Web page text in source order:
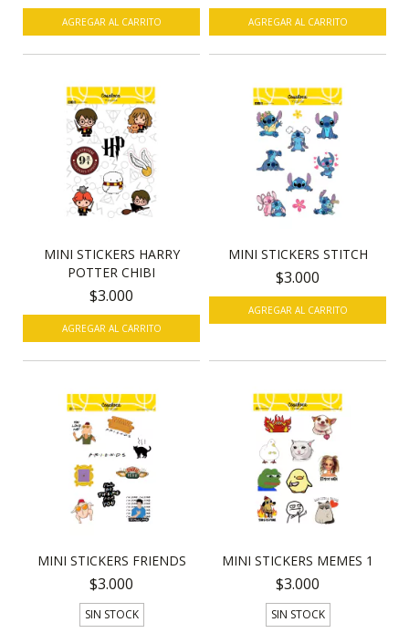
MINI STICKERS HARRY
POTTER CHIBI
$3.000
MINI STICKERS STITCH
$3.000
MINI STICKERS FRIENDS
$3.000
SIN STOCK
MINI STICKERS MEMES 1
$3.000
SIN STOCK